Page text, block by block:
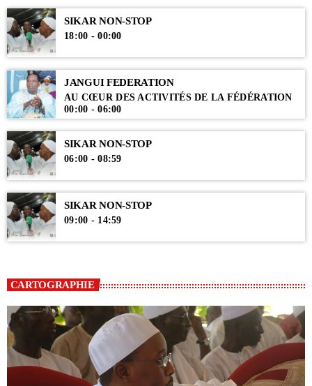
SIKAR NON-STOP
18:00 - 00:00
JANGUI FEDERATION
AU CŒUR DES ACTIVITÉS DE LA FÉDÉRATION
00:00 - 06:00
SIKAR NON-STOP
06:00 - 08:59
SIKAR NON-STOP
09:00 - 14:59
CARTOGRAPHIE